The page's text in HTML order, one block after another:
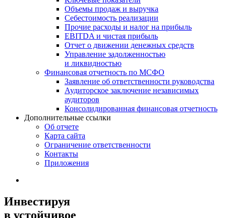
Объемы продаж и выручка
Себестоимость реализации
Прочие расходы и налог на прибыль
EBITDA и чистая прибыль
Отчет о движении денежных средств
Управление задолженностью
и ликвидностью
Финансовая отчетность по МСФО
Заявление об ответственности руководства
Аудиторское заключение независимых
аудиторов
Консолидированная финансовая отчетность
Дополнительные ссылки
Об отчете
Карта сайта
Ограничение ответственности
Контакты
Приложения
Инвестируя
в устойчивое